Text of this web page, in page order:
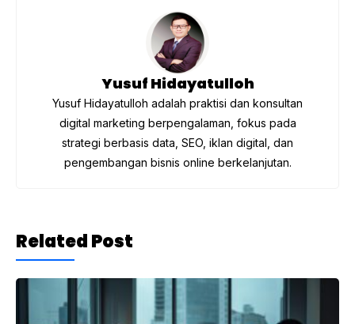
p
Yusuf Hidayatulloh
Yusuf Hidayatulloh adalah praktisi dan konsultan
digital marketing berpengalaman, fokus pada
strategi berbasis data, SEO, iklan digital, dan
pengembangan bisnis online berkelanjutan.
Related Post